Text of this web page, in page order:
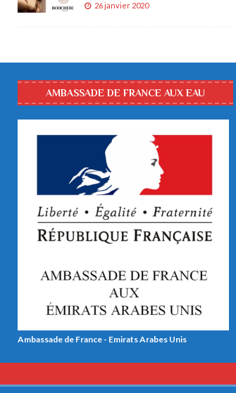
26 janvier 2020
AMBASSADE DE FRANCE AUX EAU
Ambassade de France - Emirats Arabes Unis